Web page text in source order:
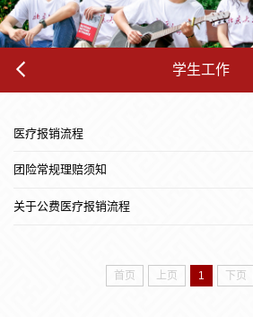
学生工作
医疗报销流程
团险常规理赔须知
关于公费医疗报销流程
首页 上页 1 下页